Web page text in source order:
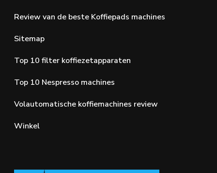
Review van de beste Koffiepads machines
Sitemap
Top 10 filter koffiezetapparaten
Top 10 Nespresso machines
Volautomatische koffiemachines review
Winkel